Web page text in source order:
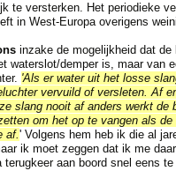
te versterken. Het periodieke
in West-Europa overigens
inzake de mogelijkheid dat
waterslot/demper is, maar van
'Als er water uit het losse
vervuild of versleten. Af
slang nooit af anders werkt de
om het op te vangen als
af.' Volgens hem heb ik die al
ik moet zeggen dat ik me
terugkeer aan boord snel eens